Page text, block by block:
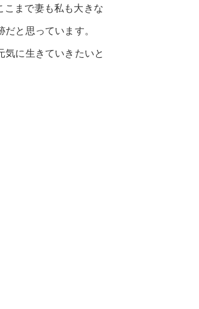
こまで妻も私も大きな
と思っています。
に生きていきたいと